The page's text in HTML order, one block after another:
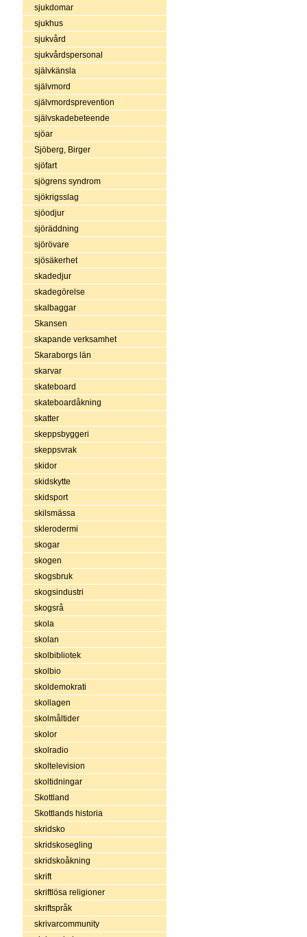
sjukdomar
sjukhus
sjukvård
sjukvårdspersonal
självkänsla
självmord
självmordsprevention
självskadebeteende
sjöar
Sjöberg, Birger
sjöfart
sjögrens syndrom
sjökrigsslag
sjöodjur
sjöräddning
sjörövare
sjösäkerhet
skadedjur
skadegörelse
skalbaggar
Skansen
skapande verksamhet
Skaraborgs län
skarvar
skateboard
skateboardåkning
skatter
skeppsbyggeri
skeppsvrak
skidor
skidskytte
skidsport
skilsmässa
sklerodermi
skogar
skogen
skogsbruk
skogsindustri
skogsrå
skola
skolan
skolbibliotek
skolbio
skoldemokrati
skollagen
skolmåltider
skolor
skolradio
skoltelevision
skoltidningar
Skottland
Skottlands historia
skridsko
skridskosegling
skridskoåkning
skrift
skriftlösa religioner
skriftspråk
skrivarcommunity